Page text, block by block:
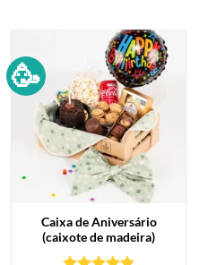
🥳
Caixa deAniversário
(caixote de madeira)